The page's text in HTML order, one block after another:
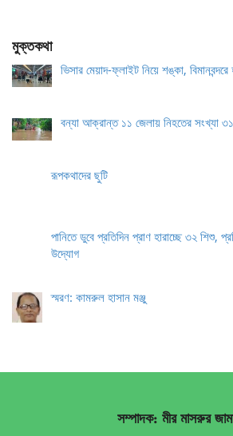
মুক্তকথা
ভিসার মেয়াদ-ফ্লাইট নিয়ে শঙ্কা, বিমানবন্দরে
বন্যা আক্রান্ত ১১ জেলায় নিহতের সংখ্যা ৩১
রূপকথাদের ছুটি
পানিতে ডুবে প্রতিদিন প্রাণ হারাচ্ছে ৩২ শিশু,
উদ্যোগ
স্মরণ: কামরুল হাসান মঞ্জু
সম্পাদক: মীর মাসরুর